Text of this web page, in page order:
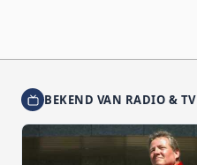
BEKEND VAN RADIO & TV